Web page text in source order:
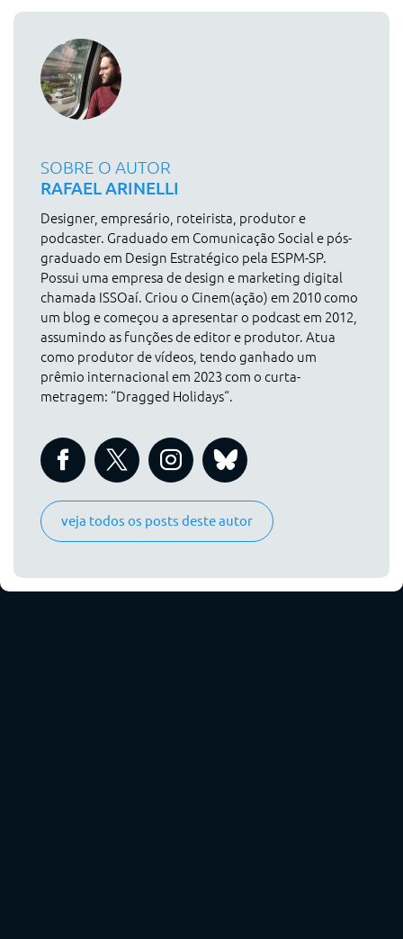
SOBRE O AUTOR
RAFAEL ARINELLI
Designer, empresário, roteirista, produtor e
podcaster. Graduado em Comunicação Social e pós-
graduado em Design Estratégico pela ESPM-SP.
Possui uma empresa de design e marketing digital
chamada ISSOaí. Criou o Cinem(ação) em 2010 como
um blog e começou a apresentar o podcast em 2012,
assumindo as funções de editor e produtor. Atua
como produtor de vídeos, tendo ganhado um
prêmio internacional em 2023 com o curta-
metragem: “Dragged Holidays“.
veja todos os posts deste autor